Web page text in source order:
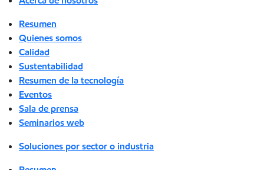
Resumen
Quienes somos
Calidad
Sustentabilidad
Resumen de la tecnología
Eventos
Sala de prensa
Seminarios web
Soluciones por sector o industria